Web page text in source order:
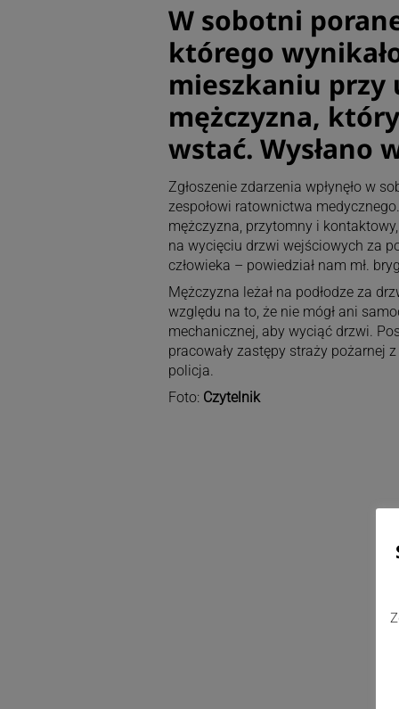
W sobotni
którego
mieszkaniu przy
mężczyzna,
wstać. Wysłano
Zgłoszenie zdarzenia wpłynęło w
zespołowi ratownictwa
mężczyzna, przytomny i
na wycięciu drzwi wejściowych za
człowieka – powiedział nam mł.
Mężczyzna leżał na podłodze za
względu na to, że nie mógł ani
mechanicznej, aby wyciąć drzwi.
pracowały zastępy straży pożarnej
policja.
Foto: Czytelnik